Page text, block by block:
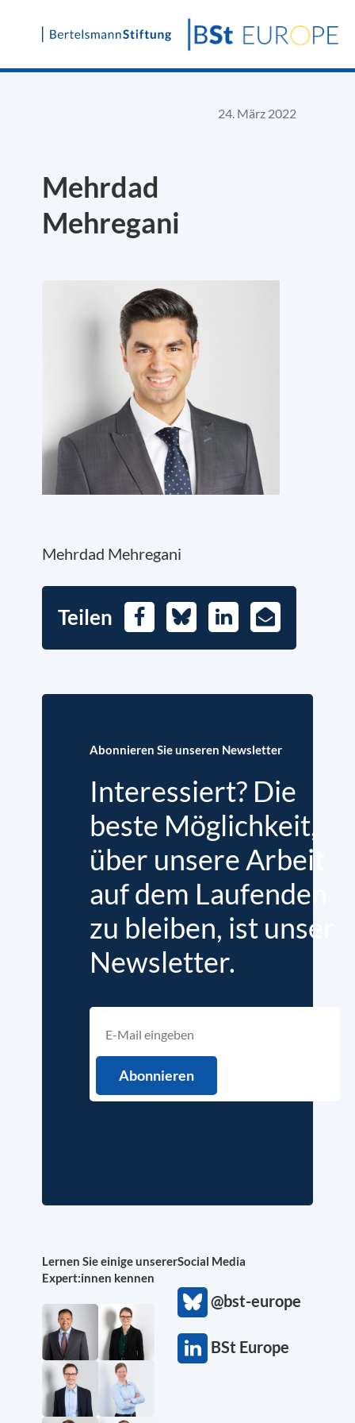
Skip
24. März 2022
Mehrdad
Mehregani
Mehrdad Mehregani
Teilen FacebookBlueskyLinkedIn
E-
Mail
Abonnieren Sie unseren Newsletter
Interessiert? Die
beste Möglichkeit,
über unsere Arbeit
auf dem Laufenden
zu bleiben, ist unser
Newsletter.
Lernen Sie einige unserer
Expert:innen kennen
Social Media
@bst-europe
BSt Europe